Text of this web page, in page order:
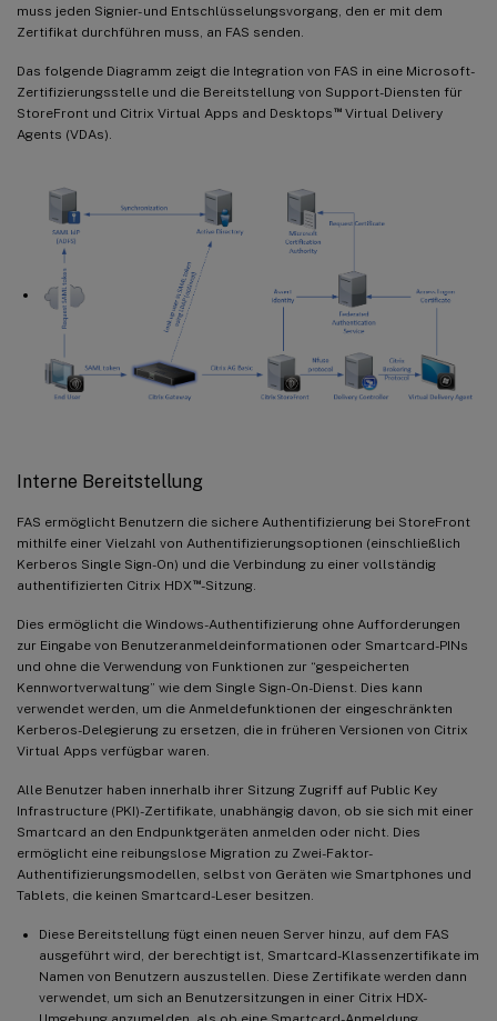
muss jeden Signier- und Entschlüsselungsvorgang, den er mit dem
Zertifikat durchführen muss, an FAS senden.
Das folgende Diagramm zeigt die Integration von FAS in eine Microsoft-
Zertifizierungsstelle und die Bereitstellung von Support-Diensten für
StoreFront und Citrix Virtual Apps and Desktops ™Virtual Delivery
Agents (VDAs).
Interne Bereitstellung
FAS ermöglicht Benutzern die sichere Authentifizierung bei StoreFront
mithilfe einer Vielzahl von Authentifizierungsoptionen (einschließlich
Kerberos Single Sign-On) und die Verbindung zu einer vollständig
authentifizierten Citrix HDX™-Sitzung.
Dies ermöglicht die Windows-Authentifizierung ohne Aufforderungen
zur Eingabe von Benutzeranmeldeinformationen oder Smartcard-PINs
und ohne die Verwendung von Funktionen zur “gespeicherten
Kennwortverwaltung” wie dem Single Sign-On-Dienst. Dies kann
verwendet werden, um die Anmeldefunktionen der eingeschränkten
Kerberos-Delegierung zu ersetzen, die in früheren Versionen von Citrix
Virtual Apps verfügbar waren.
Alle Benutzer haben innerhalb ihrer Sitzung Zugriff auf Public Key
Infrastructure (PKI)-Zertifikate, unabhängig davon, ob sie sich mit einer
Smartcard an den Endpunktgeräten anmelden oder nicht. Dies
ermöglicht eine reibungslose Migration zu Zwei-Faktor-
Authentifizierungsmodellen, selbst von Geräten wie Smartphones und
Tablets, die keinen Smartcard-Leser besitzen.
Diese Bereitstellung fügt einen neuen Server hinzu, auf dem FAS
ausgeführt wird, der berechtigt ist, Smartcard-Klassenzertifikate im
Namen von Benutzern auszustellen. Diese Zertifikate werden dann
verwendet, um sich an Benutzersitzungen in einer Citrix HDX-